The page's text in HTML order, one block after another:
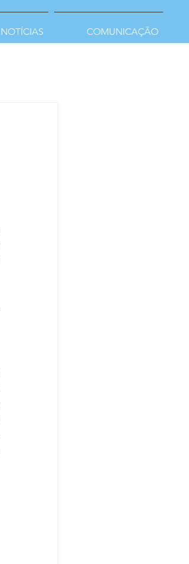
NOTÍCIAS COMUNICAÇÃO